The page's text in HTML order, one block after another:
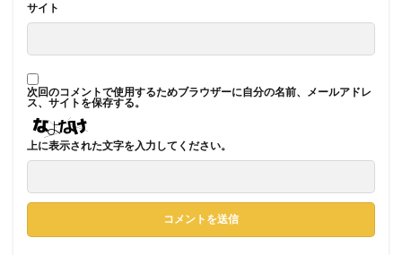
サイト
次回のコメントで使用するためブラウザーに自分の名前、メールアドレ
ス、サイトを保存する。
上に表示された文字を入力してください。